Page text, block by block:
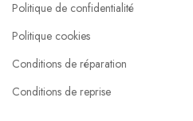
Politique de confidentialité
Politique cookies
Conditions de réparation
Conditions de reprise